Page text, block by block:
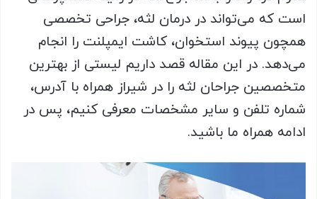
است که می‌تواند در درمان لثه، جراحی تخصصی
همچون پیوند استخوان، کاشت ایمپلنت را انجام
می‌دهد. در این مقاله قصد داریم لیستی از بهترین
متخصصین جراحان لثه را در شیراز همراه با آدرس،
شماره تلفن و سایر مشخصات معرفی کنیم، پس در
ادامه همراه ما باشید.